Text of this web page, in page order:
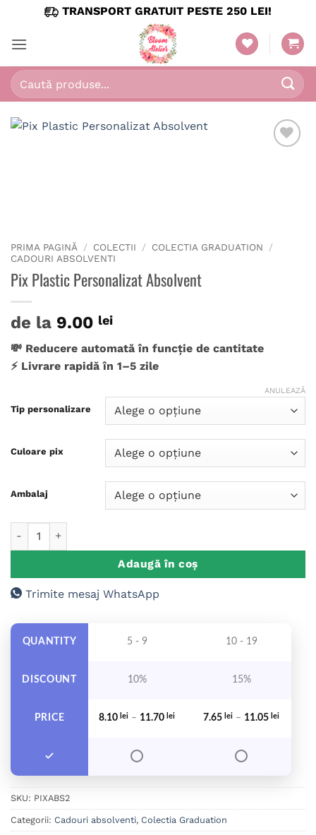
content
TRANSPORT GRATUIT PESTE 250 LEI!
Caută
după:
PRIMA PAGINĂ / COLECTII / COLECTIA GRADUATION
/
CADOURI ABSOLVENTI
Pix Plastic Personalizat Absolvent
de la 9.00 lei
💸 Reducere automată în funcție de cantitate
⚡ Livrare rapidă în 1–5 zile
Tip personalizare
Culoare pix
Ambalaj
ANULEAZĂ
Adaugă în coș
Trimite mesaj WhatsApp
QUANTITY
DISCOUNT
PRICE
5 - 9 10 - 19
10% 15%
8.10 lei – 11.70 lei Interval de prețuri: 8.10 lei până
7.65 lei – 11.05 lei
SKU: PIXABS2
Categorii: Cadouri absolventi, Colectia Graduation